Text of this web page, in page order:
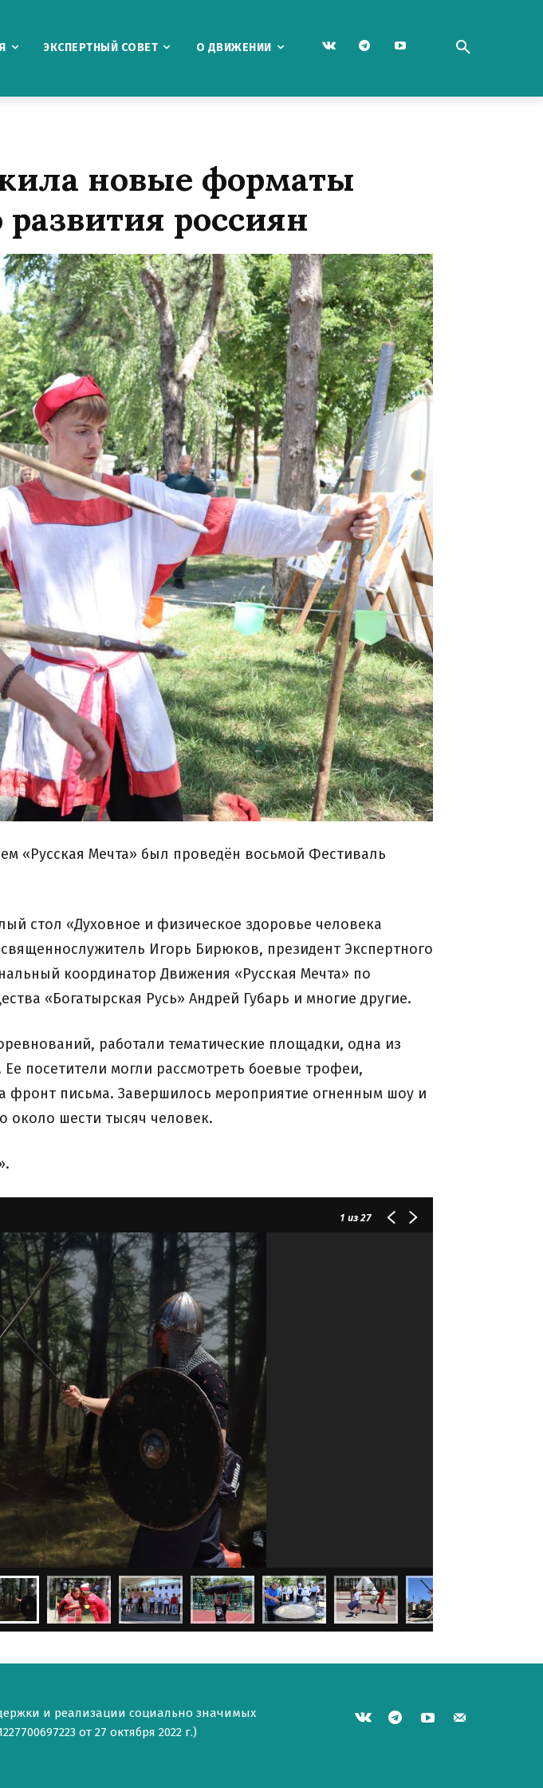
ЭКСПЕРТНЫЙ СОВЕТ О ДВИЖЕНИИ
новые форматы
россиян
«Русская Мечта» был проведён восьмой Фестиваль
стол «Духовное и физическое здоровье человека
Игорь Бирюков, президент Экспертного
координатор Движения «Русская Мечта» по
«Богатырская Русь» Андрей Губарь и многие другие.
работали тематические площадки, одна из
посетители могли рассмотреть боевые трофеи,
фронт письма. Завершилось мероприятие огненным шоу и
около шести тысяч человек.
1 из 27
и реализации социально значимых
от 27 октября 2022 г.)